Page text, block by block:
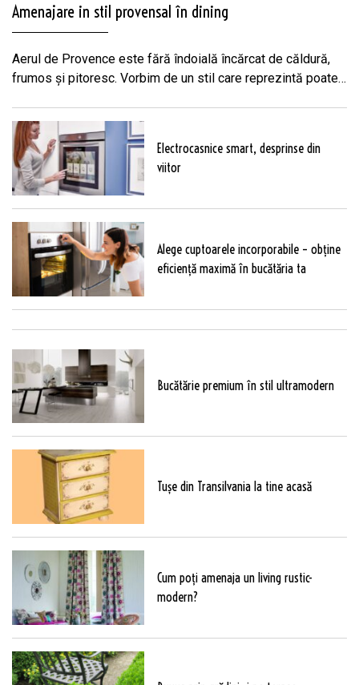
Amenajare in stil provensal în dining
Aerul de Provence este fără îndoială încărcat de căldură,
frumos și pitoresc. Vorbim de un stil care reprezintă poate
care să te învăluie cu note confortabile și calde. (mai mult…)
Electrocasnice smart, desprinse din
viitor
Alege cuptoarele incorporabile – obține
eficiență maximă în bucătăria ta
Bucătărie premium în stil ultramodern
Tușe din Transilvania la tine acasă
Cum poți amenaja un living rustic-
modern?